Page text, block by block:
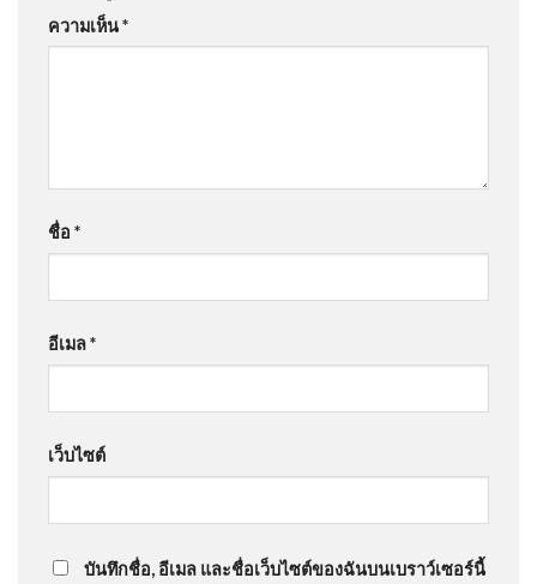
ความเห็น*
ชื่อ *
อีเมล*
เว็บไซต์
บันทึกชื่อ, อีเมล และชื่อเว็บไซต์ของฉันบนเบราว์เซอร์นี้